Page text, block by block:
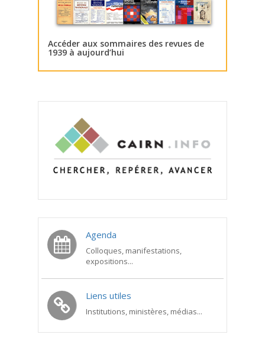
Accéder aux sommaires des revues de
1939 à aujourd’hui
Agenda
Colloques, manifestations,
expositions...
Liens utiles
Institutions, ministères, médias...